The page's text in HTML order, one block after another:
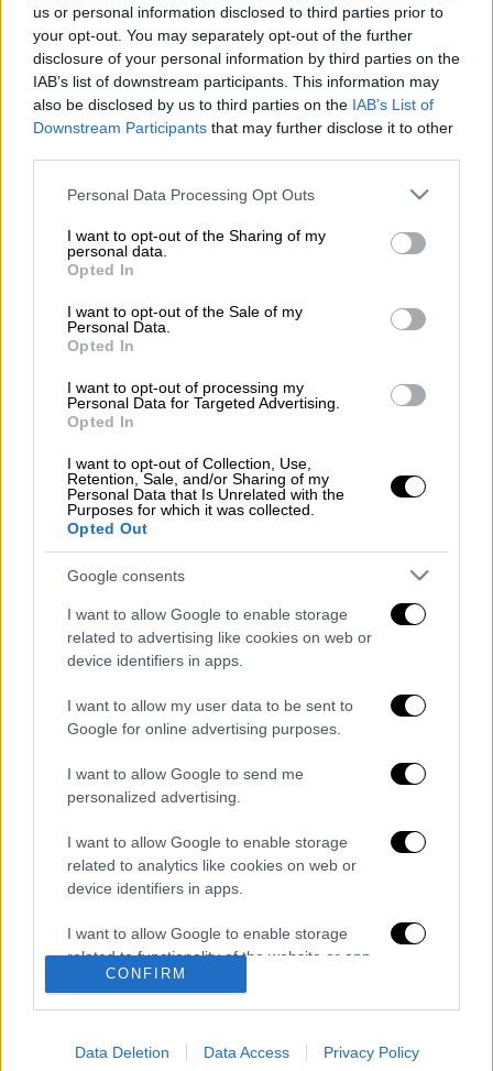
us or personal information disclosed to third parties prior to
your opt-out. You may separately opt-out of the further
disclosure of your personal information by third parties on the
IAB’s list of downstream participants. This information may
also be disclosed by us to third parties on the IAB’s List of
Downstream Participants that may further disclose it to other
Please note that this website/app uses one or more Google
not limited to your visit or usage behaviour. You may click to
grant or deny consent to Google and its third-party tags to
use your data for below specified purposes in below Google
consent section.
Personal Data Processing Opt Outs
I want to opt-out of the Sharing of my
personal data.
Opted In
I want to opt-out of the Sale of my
Personal Data.
Opted In
I want to opt-out of processing my
Personal Data for Targeted Advertising.
Opted In
I want to opt-out of Collection, Use,
Retention, Sale, and/or Sharing of my
Personal Data that Is Unrelated with the
Purposes for which it was collected.
Opted Out
Google consents
I want to allow Google to enable storage
related to advertising like cookies on web or
device identifiers in apps.
I want to allow my user data to be sent to
Google for online advertising purposes.
I want to allow Google to send me
personalized advertising.
I want to allow Google to enable storage
related to analytics like cookies on web or
device identifiers in apps.
I want to allow Google to enable storage
related to functionality of the website or app.
CONFIRM
Data Deletion Data Access Privacy Policy
ΕΛΑΣ / Eurokinissi
Προσθέστε το ΕΘΝΟΣ στη Google
Ληστείαυπό την απειλή όπλου σημειώθηκε
Πατήσια
Ειδικότερα, άγνωστος δράστης εισέβαλε σε
υποκατάστημα τράπεζας στην οδό
Πανδοσιας στα Πατήσια και με την απειλή
όπλου απέσπασε άγνωστο χρηματικό ποσό
Διαβάστε ακόμη
Ξεφυλλίζοντας... τέσσερις ιστορίες για τη
γνώση, τη φύση και την τεχνολογία
Απίστευτη ιστορία στην Ελλάδα – Πώς μια
μπάλα ταξίδεψε στη θάλασσα 80 μίλια για
να κρατήσει ζωντανό έναν 30χρονο!
Κορυφώνεται το κύμα ζέστης: Πού θα
δείξει 40αρια το θερμόμετρο - Οι περιοχές
σε red code
Μητσοτάκης στη ΔΕΘ με το βλέμμα στο
αυτοδυναμία και η δύσκολη διαδρομή μέχρι
τις κάλπες